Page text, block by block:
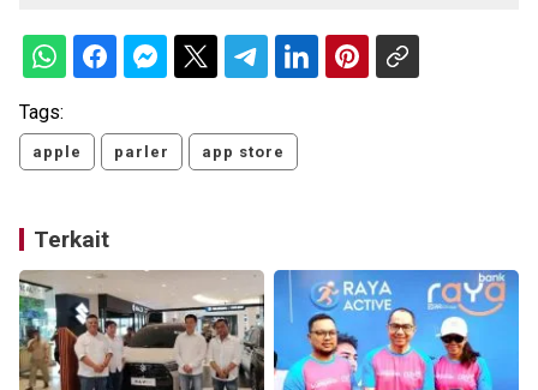
Tags:
apple parler app store
Terkait